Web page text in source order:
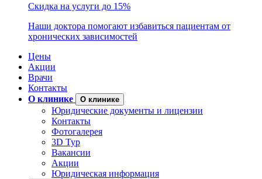
Скидка на услуги до 15%
Наши доктора помогают избавиться пациентам от
хронических зависимостей
Цены
Акции
Врачи
Контакты
О клинике
О клинике
Юридические документы и лицензии
Контакты
Фотогалерея
3D Тур
Вакансии
Акции
Юридическая информация